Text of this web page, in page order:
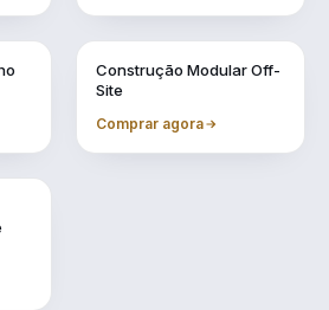
Construção Modular Off-
Site
Comprar agora